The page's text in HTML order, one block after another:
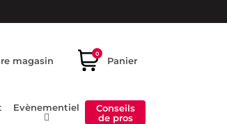
magasin
0
Panier
Evènementiel
Conseils
de pros